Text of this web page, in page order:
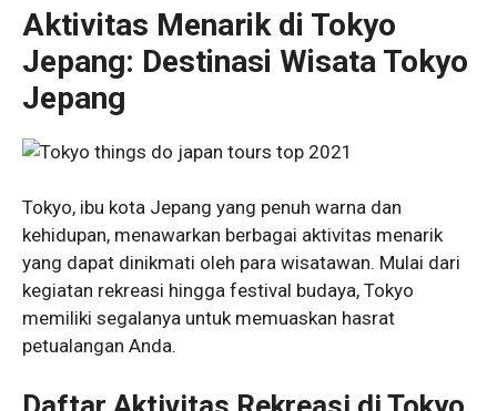
Aktivitas Menarik di Tokyo
Jepang: Destinasi Wisata Tokyo
Jepang
Tokyo, ibu kota Jepang yang penuh warna dan
kehidupan, menawarkan berbagai aktivitas menarik
yang dapat dinikmati oleh para wisatawan. Mulai dari
kegiatan rekreasi hingga festival budaya, Tokyo
memiliki segalanya untuk memuaskan hasrat
petualangan Anda.